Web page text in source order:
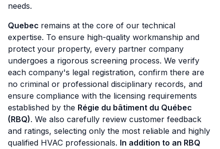
needs.
Quebec remains at the core of our technical
expertise. To ensure high-quality workmanship and
protect your property, every partner company
undergoes a rigorous screening process. We verify
each company's legal registration, confirm there are
no criminal or professional disciplinary records, and
ensure compliance with the licensing requirements
established by the Régie du bâtiment du Québec
(RBQ). We also carefully review customer feedback
and ratings, selecting only the most reliable and highly
qualified HVAC professionals. In addition to an RBQ